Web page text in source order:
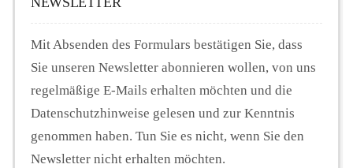
Mit Absenden des Formulars bestätigen Sie, dass
Sie unseren Newsletter abonnieren wollen, von uns
regelmäßige E-Mails erhalten möchten und die
Datenschutzhinweise gelesen und zur Kenntnis
genommen haben. Tun Sie es nicht, wenn Sie den
Newsletter nicht erhalten möchten.